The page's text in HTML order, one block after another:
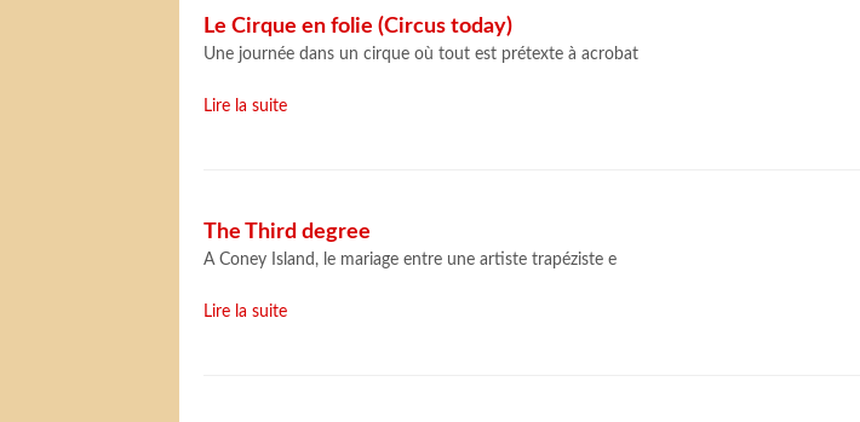
Le Cirque en folie (Circus today)
Une journée dans un cirque où tout est prétexte à acrobat
Lire la suite
The Third degree
A Coney Island, le mariage entre une artiste trapéziste e
Lire la suite